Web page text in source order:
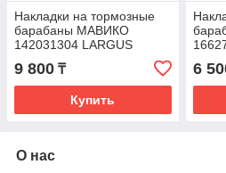
Накладки на тормозные
барабаны МАВИКО
142031304 LARGUS
(Платина)
9 800 ₸
Купить
6
О нас